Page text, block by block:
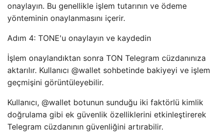
onaylayın. Bu genellikle işlem tutarının ve ödeme
yönteminin onaylanmasını içerir.
Adım 4: TONE'u onaylayın ve kaydedin
İşlem onaylandıktan sonra TON Telegram cüzdanınıza
aktarılır. Kullanıcı @wallet sohbetinde bakiyeyi ve işlem
geçmişini görüntüleyebilir.
Kullanıcı, @wallet botunun sunduğu iki faktörlü kimlik
doğrulama gibi ek güvenlik özelliklerini etkinleştirerek
Telegram cüzdanının güvenliğini artırabilir.